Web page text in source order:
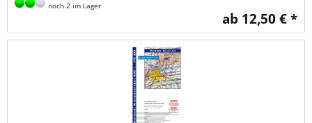
noch 2 im Lager
ab 12,50 € *